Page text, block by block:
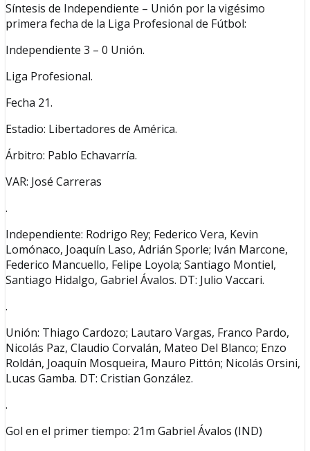
Síntesis de Independiente – Unión por la vigésimo
primera fecha de la Liga Profesional de Fútbol:
Independiente 3 – 0 Unión.
Liga Profesional.
Fecha 21.
Estadio: Libertadores de América.
Árbitro: Pablo Echavarría.
VAR: José Carreras
.
Independiente: Rodrigo Rey; Federico Vera, Kevin
Lomónaco, Joaquín Laso, Adrián Sporle; Iván Marcone,
Federico Mancuello, Felipe Loyola; Santiago Montiel,
Santiago Hidalgo, Gabriel Ávalos. DT: Julio Vaccari.
.
Unión: Thiago Cardozo; Lautaro Vargas, Franco Pardo,
Nicolás Paz, Claudio Corvalán, Mateo Del Blanco; Enzo
Roldán, Joaquín Mosqueira, Mauro Pittón; Nicolás Orsini,
Lucas Gamba. DT: Cristian González.
.
Gol en el primer tiempo: 21m Gabriel Ávalos (IND)